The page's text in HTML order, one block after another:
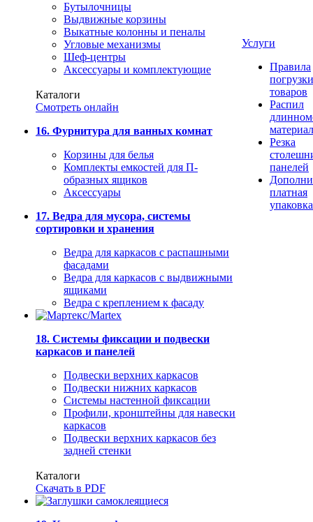
Бутылочницы
Выдвижные корзины
Выкатные колонны и пеналы
Угловые механизмы
Шеф-центры
Аксессуары и комплектующие
Каталоги
Смотреть онлайн
16. Фурнитура для ванных комнат
Корзины для белья
Комплекты емкостей для П-
образных ящиков
Аксессуары
17. Ведра для мусора, системы
сортировки и хранения
Ведра для каркасов с распашными
фасадами
Ведра для каркасов с выдвижными
ящиками
Ведра с креплением к фасаду
18. Системы фиксации и подвески
каркасов и панелей
Подвески верхних каркасов
Подвески нижних каркасов
Системы настенной фиксации
Профили, кронштейны для навески
каркасов
Подвески верхних каркасов без
задней стенки
Каталоги
Скачать в PDF
Услуги
Правила
погрузки
товаров
Распил
Резка
панелей
платная
упаковка